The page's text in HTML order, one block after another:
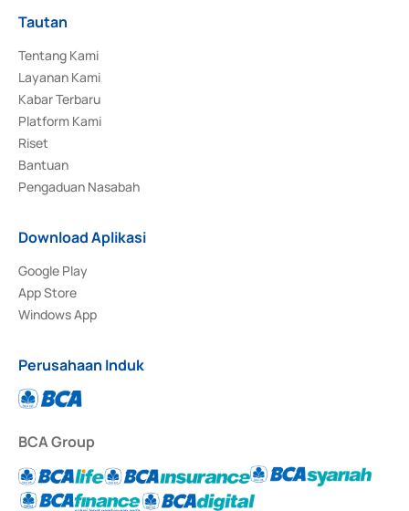
Tautan
Tentang Kami
Layanan Kami
Kabar Terbaru
Platform Kami
Riset
Bantuan
Pengaduan Nasabah
Download Aplikasi
Google Play
App Store
Windows App
Perusahaan Induk
BCA Group